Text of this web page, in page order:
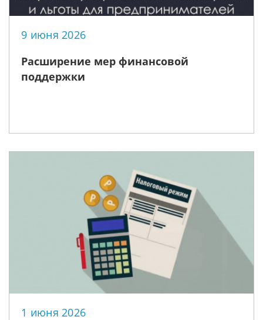
9 июня 2026
Расширение мер финансовой
поддержки
1 июня 2026